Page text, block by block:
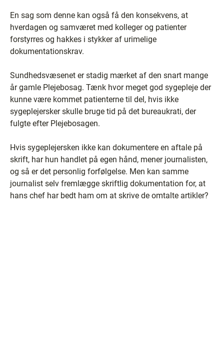
En sag som denne kan også få den konsekvens, at
hverdagen og samværet med kolleger og patienter
forstyrres og hakkes i stykker af urimelige
dokumentationskrav.
Sundhedsvæsenet er stadig mærket af den snart mange
år gamle Plejebosag. Tænk hvor meget god sygepleje der
kunne være kommet patienterne til del, hvis ikke
sygeplejersker skulle bruge tid på det bureaukrati, der
fulgte efter Plejebosagen.
Hvis sygeplejersken ikke kan dokumentere en aftale på
skrift, har hun handlet på egen hånd, mener journalisten,
og så er det personlig forfølgelse. Men kan samme
journalist selv fremlægge skriftlig dokumentation for, at
hans chef har bedt ham om at skrive de omtalte artikler?